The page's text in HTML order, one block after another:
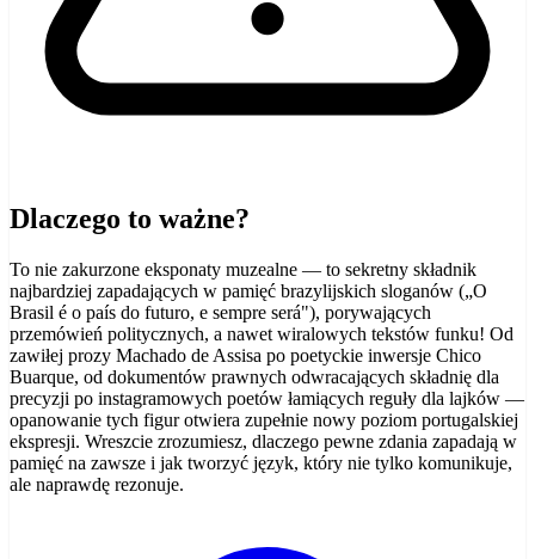
Dlaczego to ważne?
To nie zakurzone eksponaty muzealne — to sekretny składnik
najbardziej zapadających w pamięć brazylijskich sloganów („O
Brasil é o país do futuro, e sempre será"), porywających
przemówień politycznych, a nawet wiralowych tekstów funku! Od
zawiłej prozy Machado de Assisa po poetyckie inwersje Chico
Buarque, od dokumentów prawnych odwracających składnię dla
precyzji po instagramowych poetów łamiących reguły dla lajków —
opanowanie tych figur otwiera zupełnie nowy poziom portugalskiej
ekspresji. Wreszcie zrozumiesz, dlaczego pewne zdania zapadają w
pamięć na zawsze i jak tworzyć język, który nie tylko komunikuje,
ale naprawdę rezonuje.